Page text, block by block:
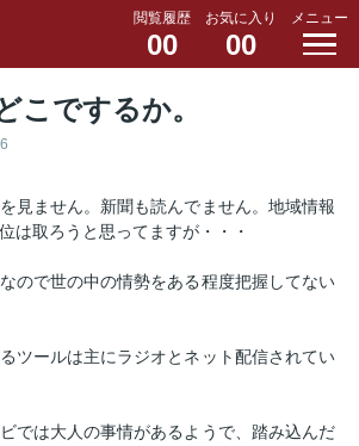
閲覧履歴
00
お気に入り
00
メニュー
こでするか。
見ません。新聞も読んでません。地域情報
は取ろうと思ってますが・・・
ので世の中の情勢をある程度把握してない
ツールは主にラジオとネット配信されてい
では大人の事情があるようで、踏み込んだ